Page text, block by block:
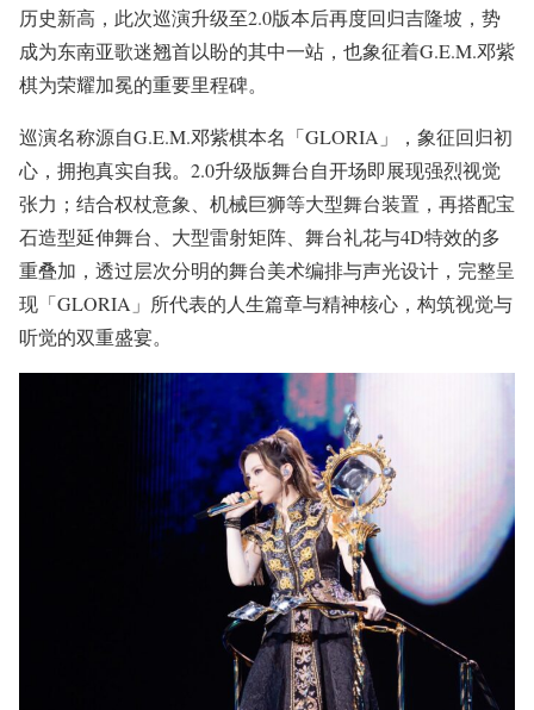
历史新高，此次巡演升级至2.0版本后再度回归吉隆坡，势
成为东南亚歌迷翘首以盼的其中一站，也象征着G.E.M.邓紫
棋为荣耀加冕的重要里程碑。
巡演名称源自G.E.M.邓紫棋本名「GLORIA」，象征回归初
心，拥抱真实自我。2.0升级版舞台自开场即展现强烈视觉
张力；结合权杖意象、机械巨狮等大型舞台装置，再搭配宝
石造型延伸舞台、大型雷射矩阵、舞台礼花与4D特效的多
重叠加，透过层次分明的舞台美术编排与声光设计，完整呈
现「GLORIA」所代表的人生篇章与精神核心，构筑视觉与
听觉的双重盛宴。